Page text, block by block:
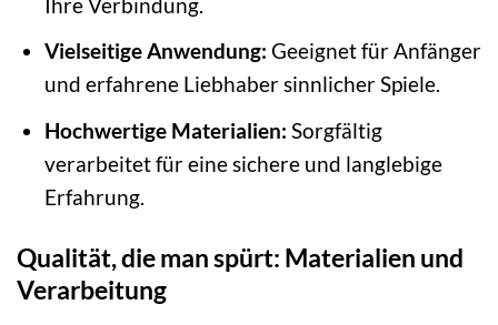
Vielseitige Anwendung: Geeignet für Anfänger
und erfahrene Liebhaber sinnlicher Spiele.
Hochwertige Materialien: Sorgfältig
verarbeitet für eine sichere und langlebige
Erfahrung.
Qualität, die man spürt: Materialien und
Verarbeitung